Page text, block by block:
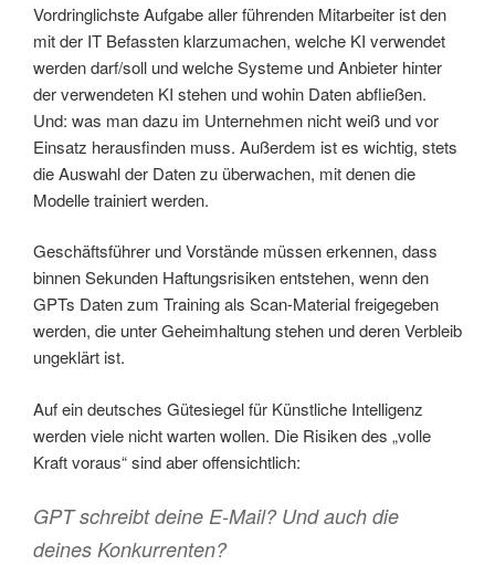
Vordringlichste Aufgabe aller führenden Mitarbeiter ist den
mit der IT Befassten klarzumachen, welche KI verwendet
werden darf/soll und welche Systeme und Anbieter hinter
der verwendeten KI stehen und wohin Daten abfließen.
Und: was man dazu im Unternehmen nicht weiß und vor
Einsatz herausfinden muss. Außerdem ist es wichtig, stets
die Auswahl der Daten zu überwachen, mit denen die
Modelle trainiert werden.
Geschäftsführer und Vorstände müssen erkennen, dass
binnen Sekunden Haftungsrisiken entstehen, wenn den
GPTs Daten zum Training als Scan-Material freigegeben
werden, die unter Geheimhaltung stehen und deren Verbleib
ungeklärt ist.
Auf ein deutsches Gütesiegel für Künstliche Intelligenz
werden viele nicht warten wollen. Die Risiken des „volle
Kraft voraus“ sind aber offensichtlich:
GPT schreibt deine E-Mail? Und auch die
deines Konkurrenten?